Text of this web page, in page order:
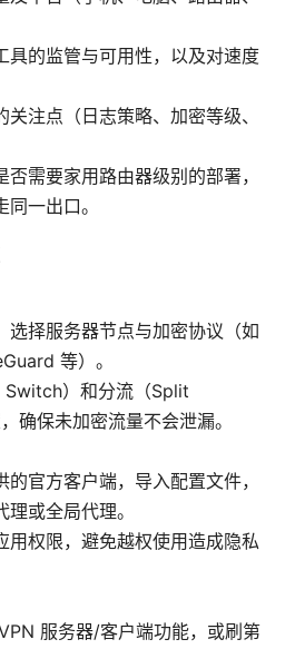
具的监管与可用性，以及对速度
注点（日志策略、加密等级、
需要家用路由器级别的部署，
一出口。
选择服务器节点与加密协议（如
等）。
Switch）和分流（Split
确保未加密流量不会泄漏。
官方客户端，导入配置文件，
或全局代理。
用权限，避免越权使用造成隐私
服务器/客户端功能，或刷第